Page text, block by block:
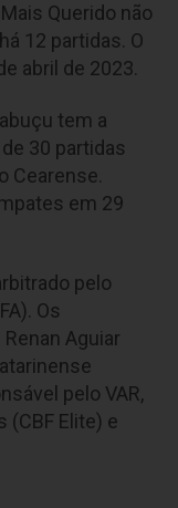
Querido não
12 partidas. O
abril de 2023.
tem a
30 partidas
Cearense.
em 29
pelo
Os
Aguiar
pelo VAR,
(CBF Elite) e